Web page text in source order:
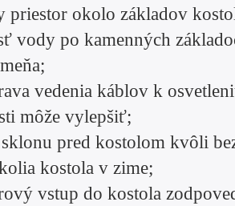
priestor okolo základov
vody po kamenných
vedenia káblov k
môže vylepšiť;
pred kostolom kvôli
kostola v zime;
vstup do kostola